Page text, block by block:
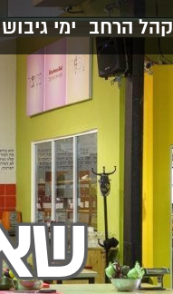
הרחב ימי גיבוש